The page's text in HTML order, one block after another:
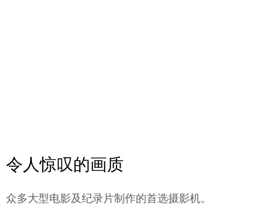
令人惊叹的画质
众多大型电影及纪录片制作的首选摄影机。